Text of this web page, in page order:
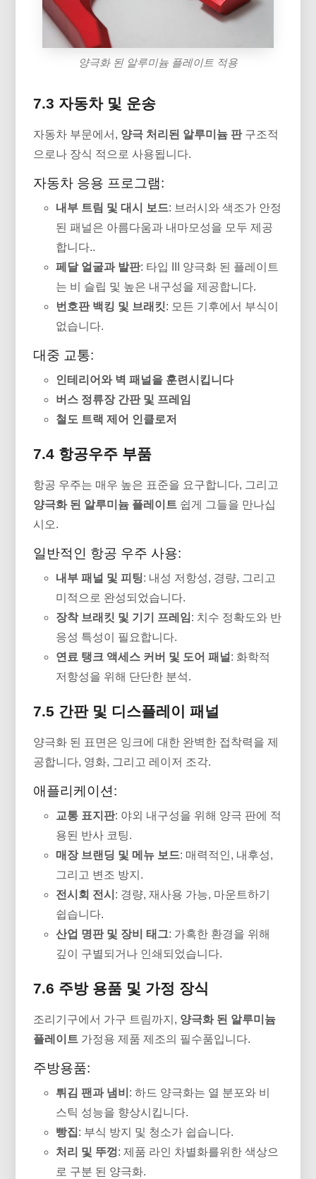
양극화 된 알루미늄 플레이트 적용
7.3 자동차 및 운송
자동차 부문에서, 양극 처리된 알루미늄 판구조적
으로나 장식 적으로 사용됩니다.
자동차 응용 프로그램:
내부 트림 및 대시 보드: 브러시와 색조가 안정
된 패널은 아름다움과 내마모성을 모두 제공
합니다..
페달 얼굴과 발판: 타입 III 양극화 된 플레이트
는 비 슬립 및 높은 내구성을 제공합니다.
번호판 백킹 및 브래킷: 모든 기후에서 부식이
없습니다.
대중 교통:
인테리어와 벽 패널을 훈련시킵니다
버스 정류장 간판 및 프레임
철도 트랙 제어 인클로저
7.4 항공우주 부품
항공 우주는 매우 높은 표준을 요구합니다, 그리고
양극화 된 알루미늄 플레이트 쉽게 그들을 만나십
시오.
일반적인 항공 우주 사용:
내부 패널 및 피팅: 내성 저항성, 경량, 그리고
미적으로 완성되었습니다.
장착 브래킷 및 기기 프레임 : 치수 정확도와 반
응성 특성이 필요합니다.
연료 탱크 액세스 커버 및 도어 패널: 화학적
저항성을 위해 단단한 분석.
7.5 간판 및 디스플레이 패널
양극화 된 표면은 잉크에 대한 완벽한 접착력을 제
공합니다, 영화, 그리고 레이저 조각.
애플리케이션:
교통 표지판: 야외 내구성을 위해 양극 판에 적
용된 반사 코팅.
매장 브랜딩 및 메뉴 보드: 매력적인, 내후성,
그리고 변조 방지.
전시회 전시 : 경량, 재사용 가능, 마운트하기
쉽습니다.
산업 명판 및 장비 태그: 가혹한 환경을 위해
깊이 구별되거나 인쇄되었습니다.
7.6 주방 용품 및 가정 장식
조리기구에서 가구 트림까지, 양극화 된 알루미늄
플레이트 가정용 제품 제조의 필수품입니다.
주방용품:
튀김 팬과 냄비 : 하드 양극화는 열 분포와 비
스틱 성능을 향상시킵니다.
빵집 : 부식 방지 및 청소가 쉽습니다.
처리 및 뚜껑: 제품 라인 차별화를위한 색상으
로 구분 된 양극화.